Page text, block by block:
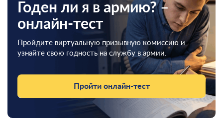
Годен ли я в армию? –
онлайн-тест
Пройдите виртуальную призывную комиссию и
узнайте свою годность на службу в армии.
Пройти онлайн-тест